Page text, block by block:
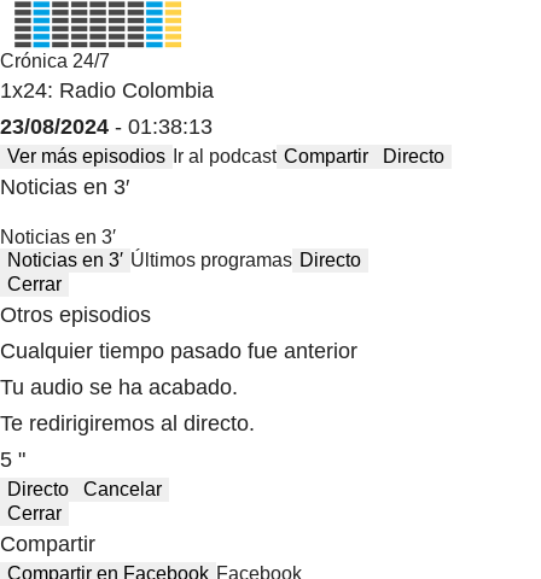
Crónica 24/7
1x24: Radio Colombia
23/08/2024 - 01:38:13
Ver más episodios Ir al podcast Compartir Directo
Noticias en 3′
Noticias en 3′
Noticias en 3′ Últimos programas Directo
Cerrar
Otros episodios
Cualquier tiempo pasado fue anterior
Tu audio se ha acabado.
Te redirigiremos al directo.
5 "
Directo
Cancelar
Cerrar
Compartir
Compartir en Facebook Facebook